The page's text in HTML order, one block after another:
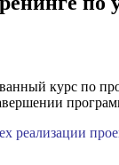
курс по
реализации